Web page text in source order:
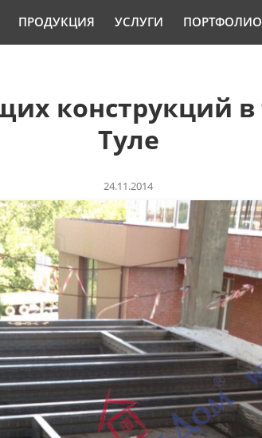
ПРОДУКЦИЯ УСЛУГИ ПОРТФОЛИО
конструкций в
Туле
24.11.2014